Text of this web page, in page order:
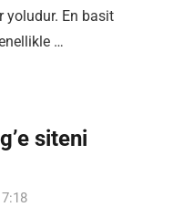
yoludur. En basit
…
siteni